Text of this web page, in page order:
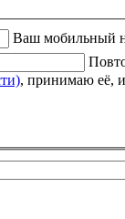
Ваш мобильный
, принимаю её, и даю своё согласие на обработку своих персональных данных (фамилии, имени,